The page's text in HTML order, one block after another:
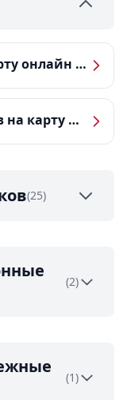
Срочный микрозайм на карту онлайн — получить деньги за 5 минут
Микрозаймы без процентов на карту — ТОП-10 за 2026 год
(25)
(2)
(1)